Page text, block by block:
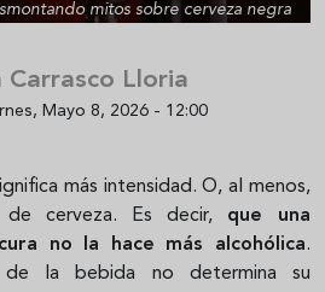
mitos sobre cerveza negra
Carrasco Lloria
Mayo 8, 2026 - 12:00
más intensidad. O, al menos,
de cerveza. Es decir, que una
no la hace más alcohólica.
la bebida no determina su